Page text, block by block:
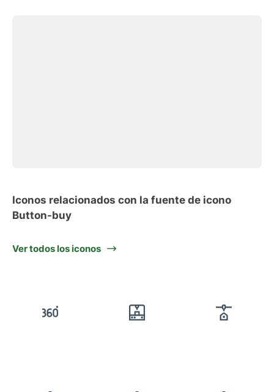
Iconos relacionados con la fuente de icono
Button-buy
Ver todos los iconos